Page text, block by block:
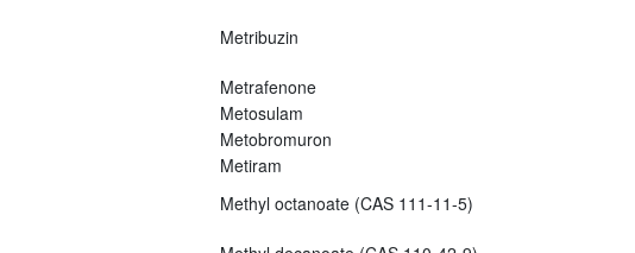
Metribuzin
Metrafenone
Metosulam
Metobromuron
Metiram
Methyl octanoate (CAS 111-11-5)